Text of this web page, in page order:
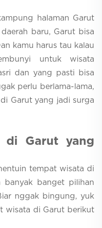
halaman Garut
baru, Garut bisa
kamu harus tau kalau
untuk wisata
dan yang pasti bisa
perlu berlama-lama,
Garut yang jadi surga
di Garut yang
tempat wisata di
banyak banget pilihan
nggak bingung, yuk
wisata di Garut berikut